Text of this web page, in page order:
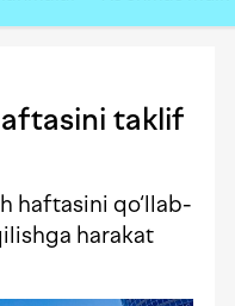
taklif
haftasini qo‘llab-
harakat